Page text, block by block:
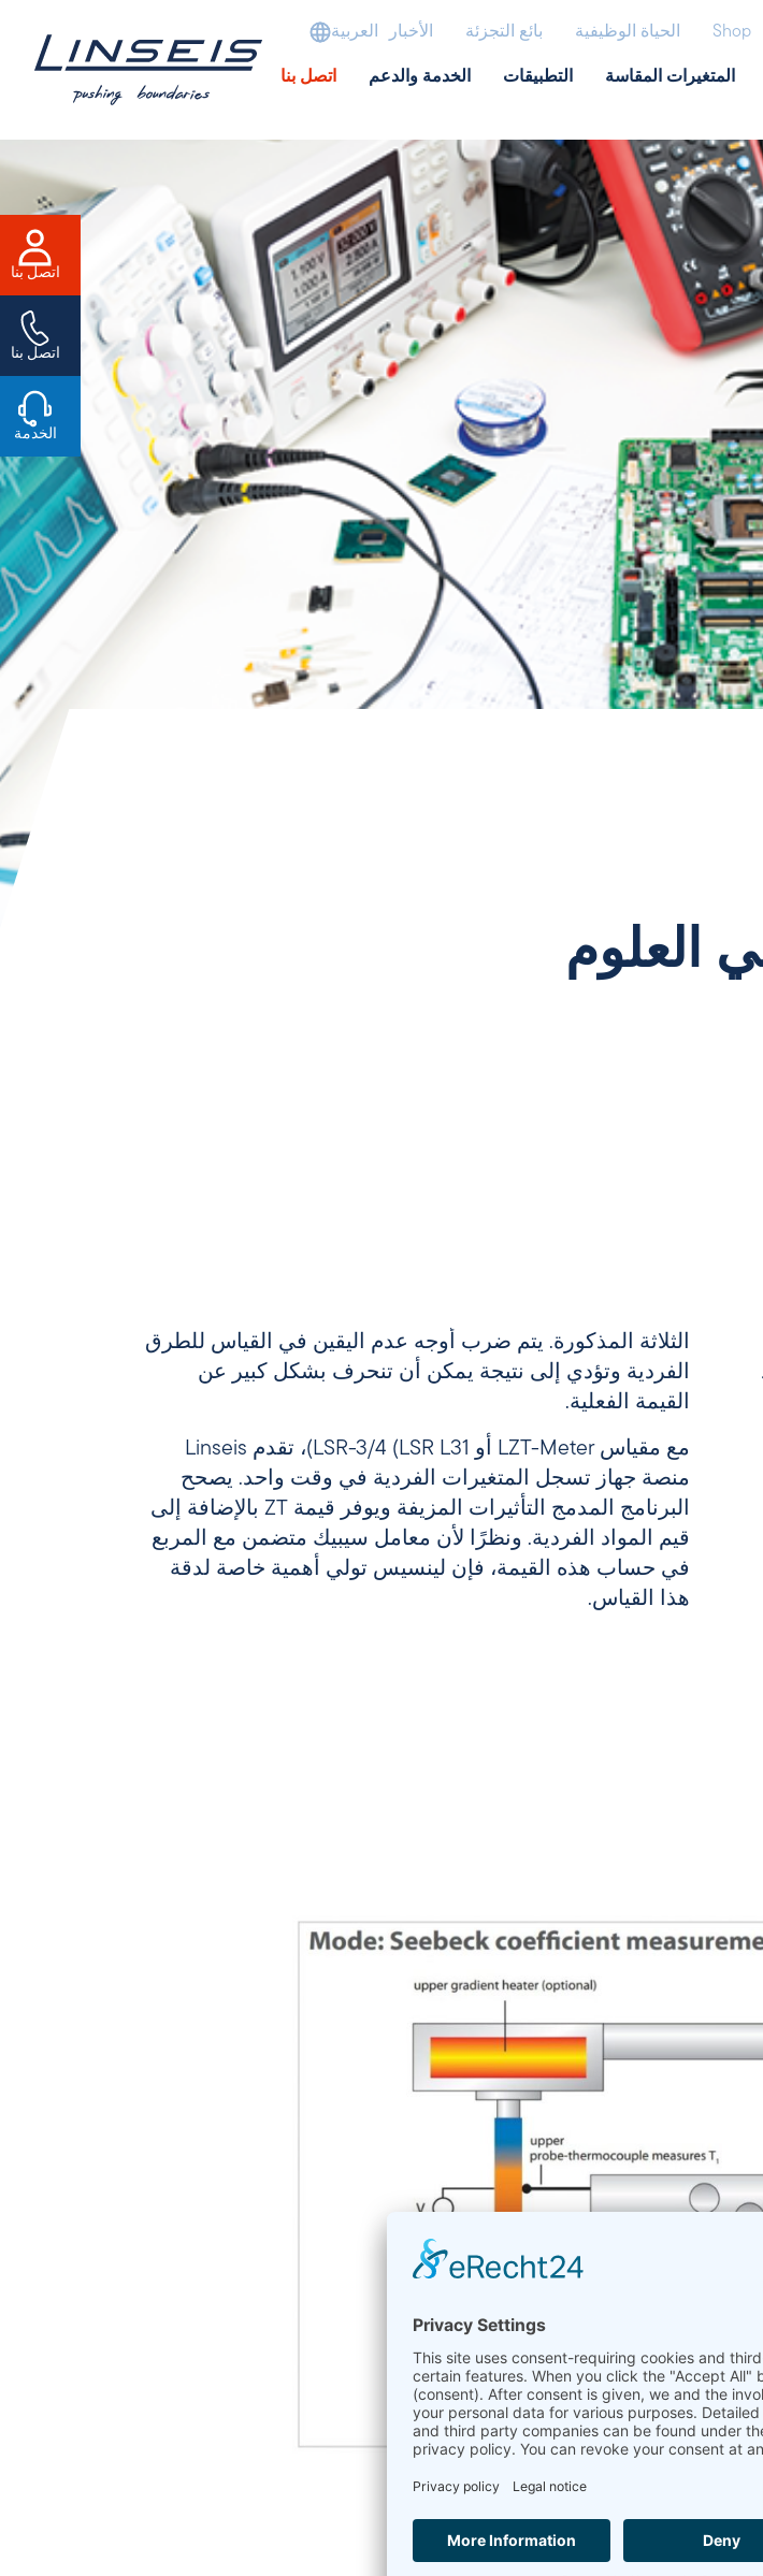
Shop الحياة الوظيفية بائع التجزئة الأخبار العربية
المتغيرات المقاسة التطبيقات الخدمة والدعم اتصل بنا
العلوم
الثلاثة المذكورة. يتم ضرب أوجه عدم اليقين في القياس للطرق
الفردية وتؤدي إلى نتيجة يمكن أن تنحرف بشكل كبير عن
القيمة الفعلية.
مع مقياس LZT-Meter أو LSR-3/4 (LSR L31)، تقدم Linseis
منصة جهاز تسجل المتغيرات الفردية في وقت واحد. يصحح
البرنامج المدمج التأثيرات المزيفة ويوفر قيمة ZT بالإضافة إلى
قيم المواد الفردية. ونظرًا لأن معامل سيبيك متضمن مع المربع
في حساب هذه القيمة، فإن لينسيس تولي أهمية خاصة لدقة
هذا القياس.
اتصل بنا
اتصل بنا
الخدمة